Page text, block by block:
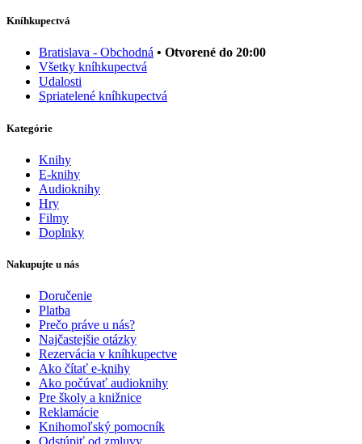
Kníhkupectvá
Bratislava - Obchodná • Otvorené do 20:00
Všetky kníhkupectvá
Udalosti
Spriatelené kníhkupectvá
Kategórie
Knihy
E-knihy
Audioknihy
Hry
Filmy
Doplnky
Nakupujte u nás
Doručenie
Platba
Prečo práve u nás?
Najčastejšie otázky
Rezervácia v kníhkupectve
Ako čítať e-knihy
Ako počúvať audioknihy
Pre školy a knižnice
Reklamácie
Knihomoľský pomocník
Odstúpiť od zmluvy